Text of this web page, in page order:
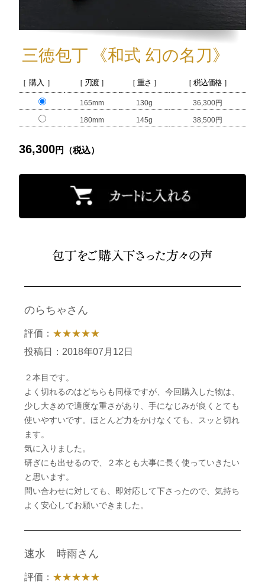
三徳包丁 《和式 幻の名刀》
［ 購入 ］ ［ 刃渡 ］ ［ 重さ ］ ［ 税込価格 ］
165mm 130g 36,300円
180mm 145g 38,500円
36,300円（税込）
のらちゃさん
評価： ★★★★★
投稿日：2018年07月12日
２本目です。
よく切れるのはどちらも同様ですが、今回購入した物は、
少し大きめで適度な重さがあり、手になじみが良くとても
使いやすいです。ほとんど力をかけなくても、スッと切れ
ます。
気に入りました。
研ぎにも出せるので、２本とも大事に長く使っていきたい
と思います。
問い合わせに対しても、即対応して下さったので、気持ち
よく安心してお願いできました。
速水 時雨さん
評価： ★★★★★